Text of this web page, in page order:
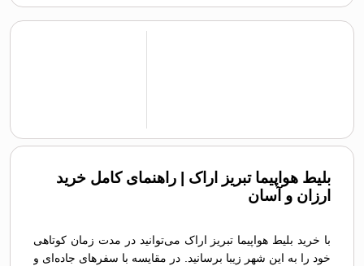
بلیط هواپیما تبریز اراک | راهنمای کامل خرید
ارزان و آسان
با خرید بلیط هواپیما تبریز اراک می‌توانید در مدت زمان کوتاهی
خود را به این شهر زیبا برسانید. در مقایسه با سفرهای جاده‌ای و